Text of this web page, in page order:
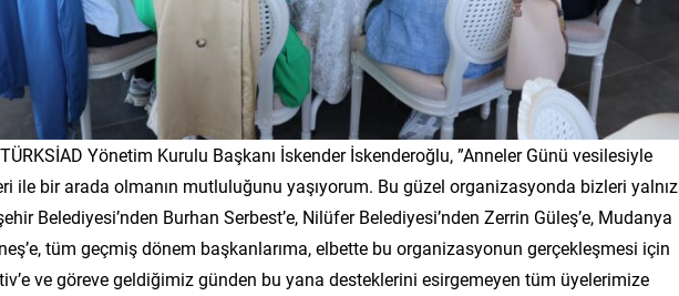
Yönetim Kurulu Başkanı İskender İskenderoğlu, ”Anneler Günü vesilesiyle
ile bir arada olmanın mutluluğunu yaşıyorum. Bu güzel organizasyonda bizleri yalnız
Belediyesi’nden Burhan Serbest’e, Nilüfer Belediyesi’nden Zerrin Güleş’e, Mudanya
tüm geçmiş dönem başkanlarıma, elbette bu organizasyonun gerçekleşmesi için
ve göreve geldiğimiz günden bu yana desteklerini esirgemeyen tüm üyelerimize